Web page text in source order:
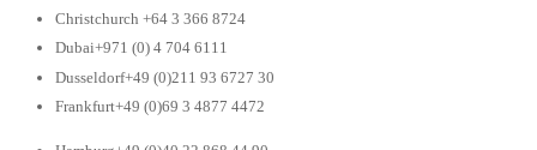
Christchurch +64 3 366 8724
Dubai+971 (0) 4 704 6111
Dusseldorf+49 (0)211 93 6727 30
Frankfurt+49 (0)69 3 4877 4472